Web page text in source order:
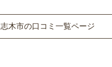
志木市の口コミ一覧ページ